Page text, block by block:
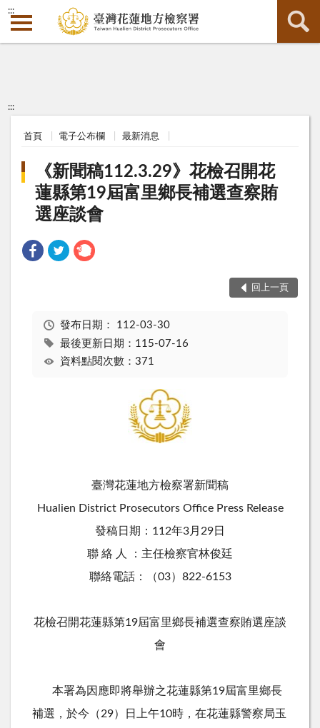
:::
:::
首頁 電子公布欄 最新消息
《新聞稿112.3.29》花檢召開花
蓮縣第19屆富里鄉長補選查察賄
選座談會
回上一頁
發布日期： 112-03-30
最後更新日期：115-07-16
資料點閱次數：371
臺灣花蓮地方檢察署新聞稿
Hualien District Prosecutors Office Press Release
發稿日期：112年3月29日
聯 絡 人 ：主任檢察官林俊廷
聯絡電話：（03）822-6153
花檢召開花蓮縣第19屆富里鄉長補選查察賄選座談
會
本署為因應即將舉辦之花蓮縣第19屆富里鄉長
補選，於今（29）日上午10時，在花蓮縣警察局玉